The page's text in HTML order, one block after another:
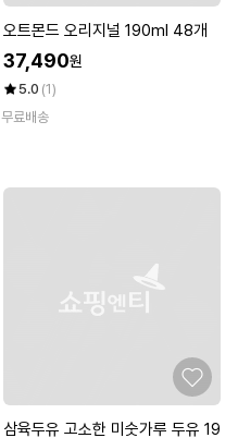
오트몬드 오리지널 190ml 48개
37,490원
5.0 (1)
무료배송
삼육두유 고소한 미숫가루 두유 19